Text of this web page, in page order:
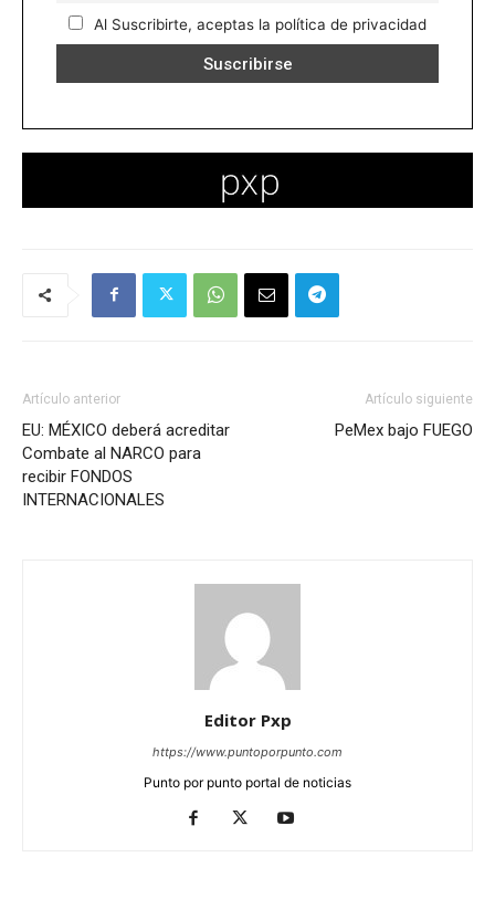
Al Suscribirte, aceptas la política de privacidad
Artículo anterior
EU: MÉXICO deberá acreditar
Combate al NARCO para
recibir FONDOS
INTERNACIONALES
Artículo siguiente
PeMex bajo FUEGO
Editor Pxp
https://www.puntoporpunto.com
Punto por punto portal de noticias